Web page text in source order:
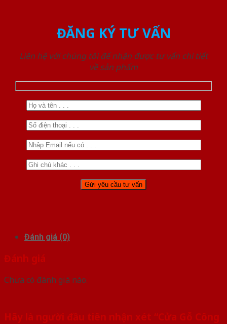
ĐĂNG KÝ TƯ VẤN
Liên hệ với chúng tôi để nhận được tư vấn chi tiết
về sản phẩm
Đánh giá (0)
Đánh giá
Chưa có đánh giá nào.
Hãy là người đầu tiên nhận xét “Cửa Gỗ Công